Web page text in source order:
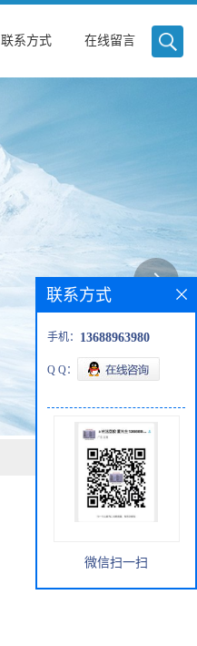
联系方式 在线留言
联系方式
手机： 13688963980
Q Q：
微信扫一扫